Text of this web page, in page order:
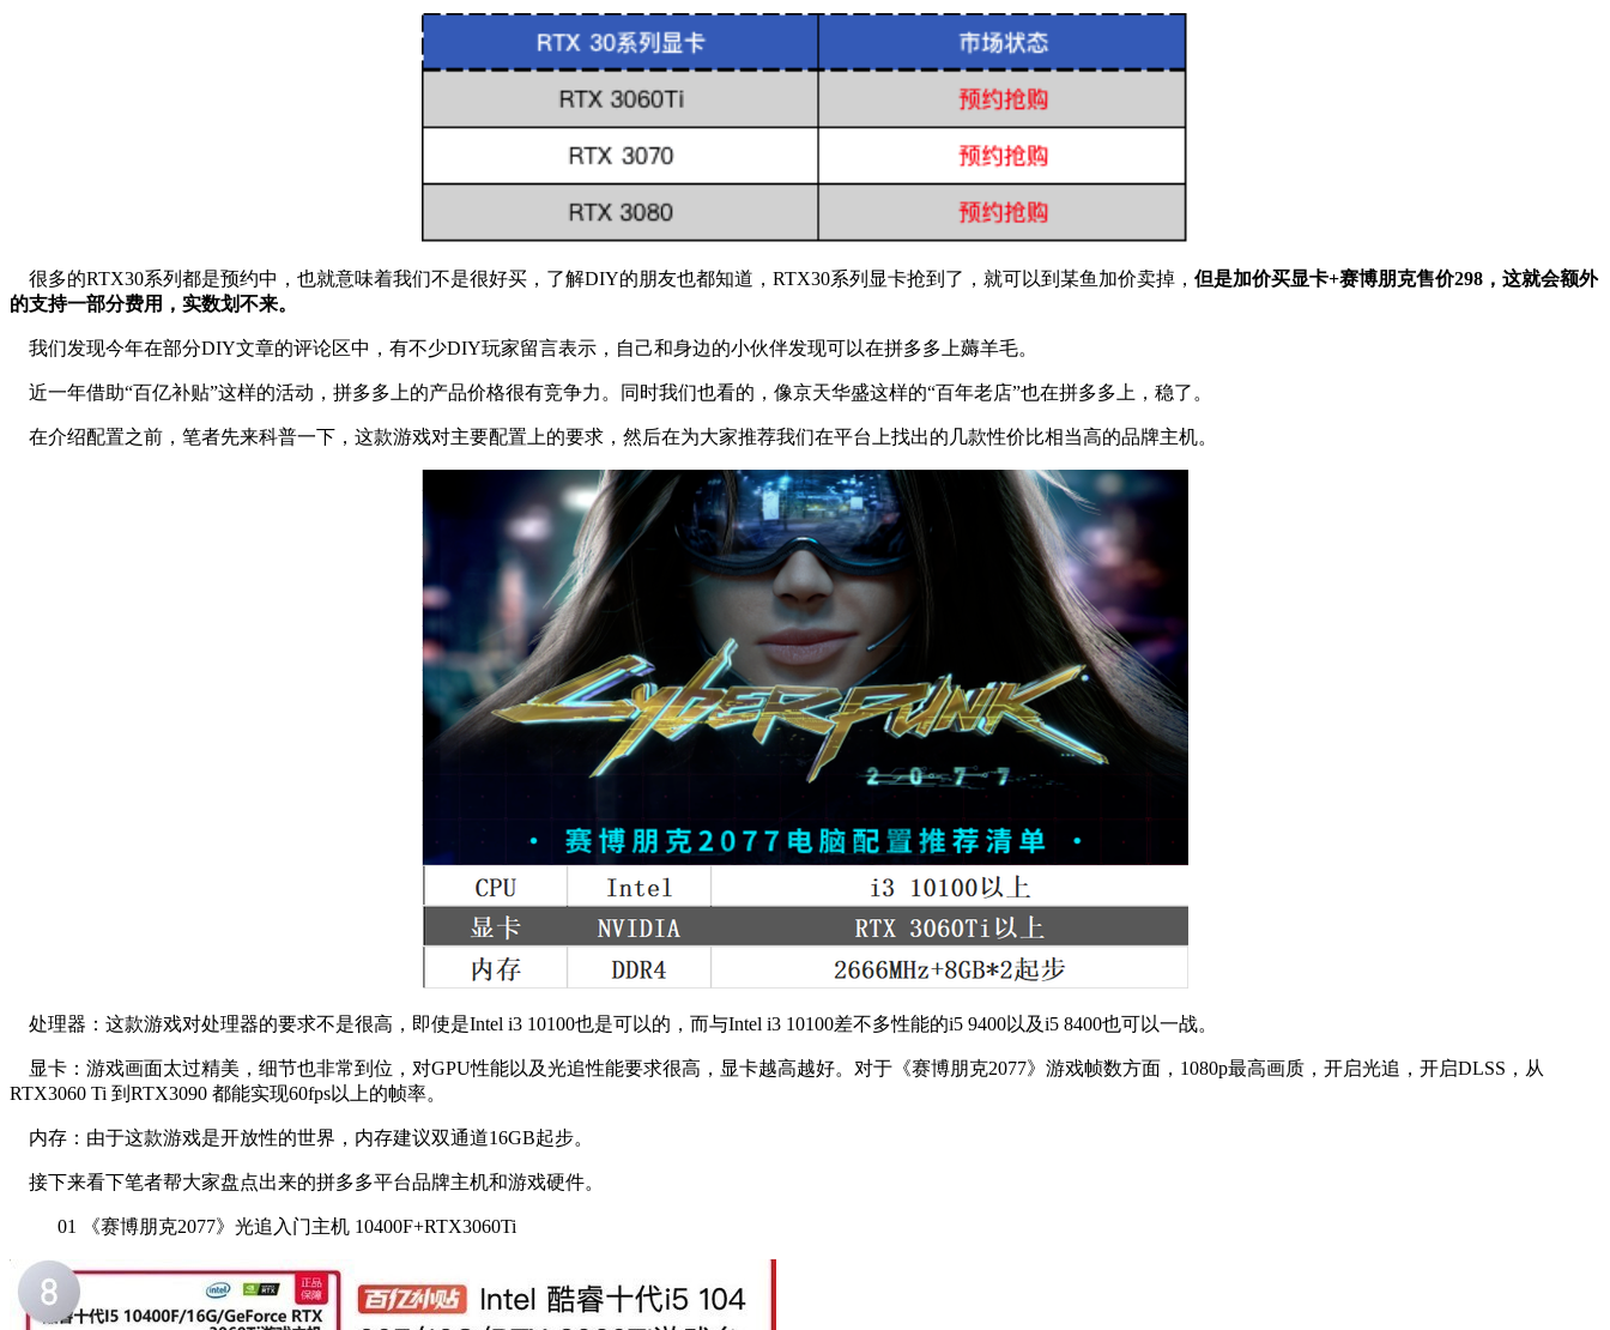
很多的RTX30系列都是预约中，也就意味着我们不是很好买，了解DIY的朋友也都知道，RTX30系列显卡抢到了，就可以到某鱼加价卖掉， 但是加价买显卡+赛博朋克售价298，这就会额外
的支持一部分费用，实数划不来。
我们发现今年在部分DIY文章的评论区中，有不少DIY玩家留言表示，自己和身边的小伙伴发现可以在拼多多上薅羊毛。
近一年借助“百亿补贴”这样的活动，拼多多上的产品价格很有竞争力。同时我们也看的，像京天华盛这样的“百年老店”也在拼多多上，稳了。
在介绍配置之前，笔者先来科普一下，这款游戏对主要配置上的要求，然后在为大家推荐我们在平台上找出的几款性价比相当高的品牌主机。
处理器：这款游戏对处理器的要求不是很高，即使是Intel i3 10100也是可以的，而与Intel i3 10100差不多性能的i5 9400以及i5 8400也可以一战。
显卡：游戏画面太过精美，细节也非常到位，对GPU性能以及光追性能要求很高，显卡越高越好。对于《赛博朋克2077》游戏帧数方面，1080p最高画质，开启光追，开启DLSS，从
RTX3060 Ti 到RTX3090 都能实现60fps以上的帧率。
内存：由于这款游戏是开放性的世界，内存建议双通道16GB起步。
接下来看下笔者帮大家盘点出来的拼多多平台品牌主机和游戏硬件。
01 《赛博朋克2077》光追入门主机 10400F+RTX3060Ti